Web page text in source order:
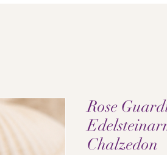
Rose
Chalzedon